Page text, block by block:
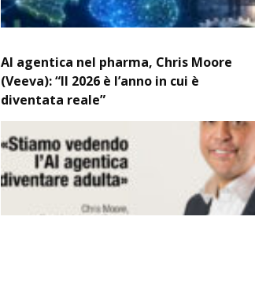
AI agentica nel pharma, Chris Moore
(Veeva): “Il 2026 è l’anno in cui è
diventata reale”